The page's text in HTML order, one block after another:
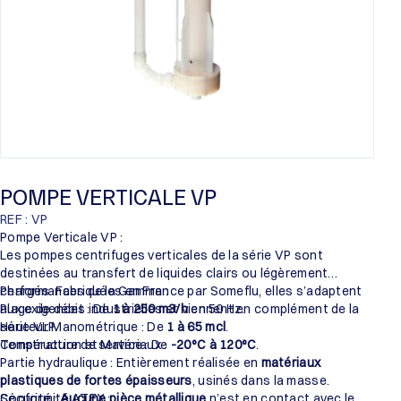
POMPE VERTICALE VP
REF : VP
Pompe Verticale VP :
Les pompes centrifuges verticales de la série VP sont
destinées au transfert de liquides clairs ou légèrement
chargés. Fabriquées en France par Someflu, elles s’adaptent
aux exigences industrielles et viennent en complément de la
série VLP.
Performances de la Gamme :
Plage de débit : De1 à 250 m3/hen 50 Hz.
Hauteur Manométrique : De 1 à 65 mcl.
Température de service : De -20°C à 120°C.
Construction et Matériaux :
Partie hydraulique : Entièrement réalisée en matériaux
plastiques de fortes épaisseurs, usinés dans la masse.